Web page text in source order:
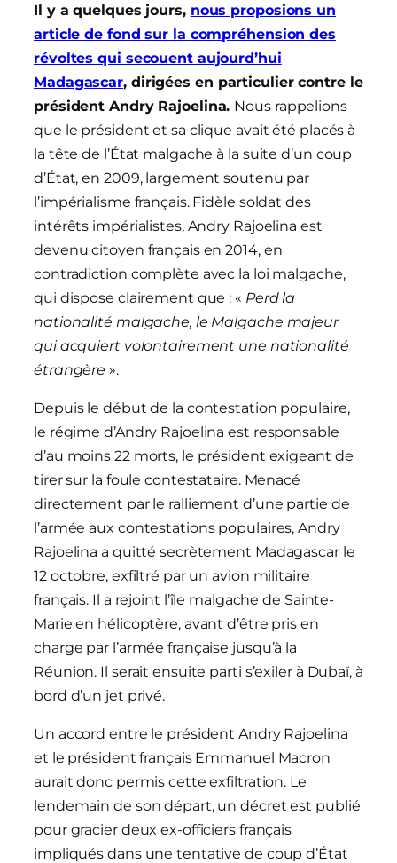
Il y a quelques jours, nous proposions un
article de fond sur la compréhension des
révoltes qui secouent aujourd’hui
Madagascar, dirigées en particulier contre le
président Andry Rajoelina. Nous rappelions
que le président et sa clique avait été placés à
la tête de l’État malgache à la suite d’un coup
d’État, en 2009, largement soutenu par
l’impérialisme français. Fidèle soldat des
intérêts impérialistes, Andry Rajoelina est
devenu citoyen français en 2014, en
contradiction complète avec la loi malgache,
qui dispose clairement que : « Perd la
nationalité malgache, le Malgache majeur
qui acquiert volontairement une nationalité
étrangère ».
Depuis le début de la contestation populaire,
le régime d’Andry Rajoelina est responsable
d’au moins 22 morts, le président exigeant de
tirer sur la foule contestataire. Menacé
directement par le ralliement d’une partie de
l’armée aux contestations populaires, Andry
Rajoelina a quitté secrètement Madagascar le
12 octobre, exfiltré par un avion militaire
français. Il a rejoint l’île malgache de Sainte-
Marie en hélicoptère, avant d’être pris en
charge par l’armée française jusqu’à la
Réunion. Il serait ensuite parti s’exiler à Dubaï, à
bord d’un jet privé.
Un accord entre le président Andry Rajoelina
et le président français Emmanuel Macron
aurait donc permis cette exfiltration. Le
lendemain de son départ, un décret est publié
pour gracier deux ex-officiers français
impliqués dans une tentative de coup d’État